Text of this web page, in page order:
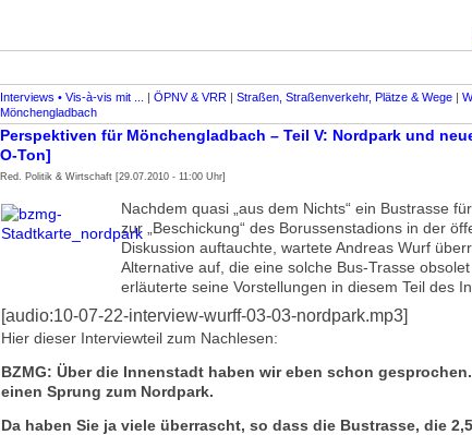
Interviews • Vis-à-vis mit ... | ÖPNV & VRR | Straßen, Straßenverkehr, Plätze & Wege |
Mönchengladbach
Perspektiven für Mönchengladbach – Teil V: Nordpark und
O-Ton]
Red. Politik & Wirtschaft [29.07.2010 - 11:00 Uhr]
Nachdem quasi „aus dem Nichts“ ein Bustrasse
zur „Beschickung“ des Borussenstadions in der
Diskussion auftauchte, wartete Andreas Wurf
Alternative auf, die eine solche Bus-Trasse
erläuterte seine Vorstellungen in diesem Teil des
[audio:10-07-22-interview-wurff-03-03-nordpark.mp3]
Hier dieser Interviewteil zum Nachlesen:
BZMG: Über die Innenstadt haben wir eben schon
einen Sprung zum Nordpark.
Da haben Sie ja viele überrascht, so dass die Bustrasse, die